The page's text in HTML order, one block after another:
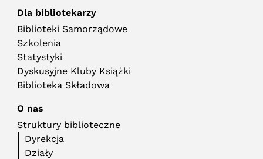
Dla bibliotekarzy
Biblioteki Samorządowe
Szkolenia
Statystyki
Dyskusyjne Kluby Książki
Biblioteka Składowa
O nas
Struktury biblioteczne
Dyrekcja
Działy